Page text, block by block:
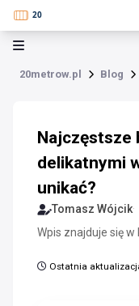
20metrow.pl Blog
Najczęstsze
delikatnymi
unikać?
Tomasz Wójcik
Wpis znajduje się w
Ostatnia